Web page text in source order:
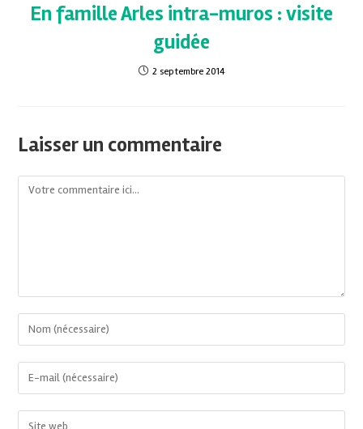
En famille Arles intra-muros : visite
guidée
2 septembre 2014
Laisser un commentaire